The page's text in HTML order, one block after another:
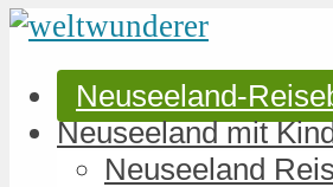
Neuseeland-
Neuseeland mit
Neuseeland